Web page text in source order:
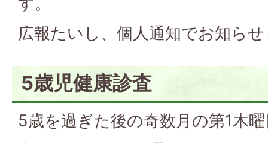
広報たいし、個人通知でお知ら
5歳児健康診査
5歳を過ぎた後の奇数月の第1木